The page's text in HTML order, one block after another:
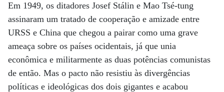
Em 1949, os ditadores Josef Stálin e Mao Tsé-tung
assinaram um tratado de cooperação e amizade entre
URSS e China que chegou a pairar como uma grave
ameaça sobre os países ocidentais, já que unia
econômica e militarmente as duas potências comunistas
de então. Mas o pacto não resistiu às divergências
políticas e ideológicas dos dois gigantes e acabou